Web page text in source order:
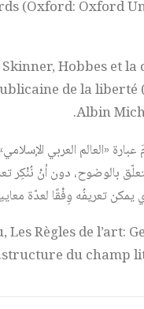
(Oxford: Oxford
Hobbes et
de la liberté
Albin
«العالم العربي
بالوضوح، دون أنْ نُنْكِر
يمكن تعريفُه وِفْقًا لعدّة
Règles de l’art:
structure du champ